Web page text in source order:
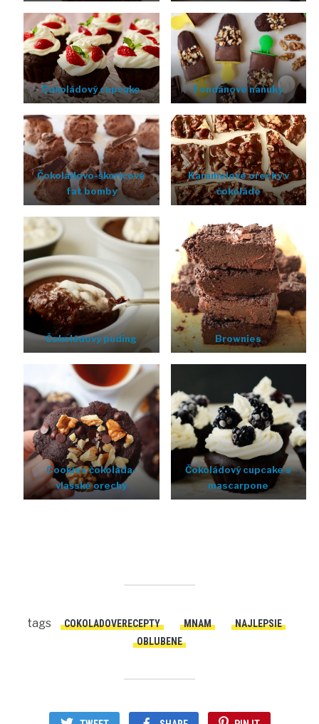
Čokoládový cupcake Fondánové nanuky
Čokoládovo-škoricové
fat bomby
Karamelové orechy v
čokoláde
Čokoládový puding Brownies
Cookies čokoláda-
vlašské orechy
Čokoládový cupcake s
mascarpone
tags COKOLADOVERECEPTY MNAM
NAJLEPSIE
OBLUBENE